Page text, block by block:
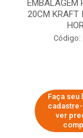
EMBALAGEM
20CM KRAFT
Código:
Faça seu
ver